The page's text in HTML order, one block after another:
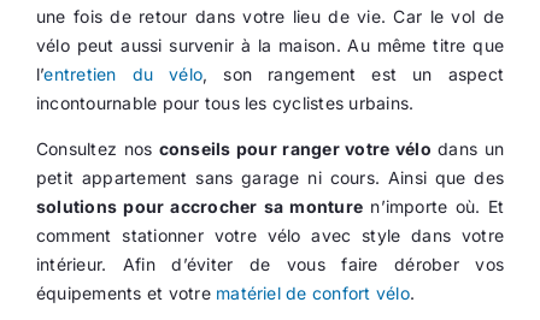
une fois de retour dans votre lieu de vie. Car le vol de
vélo peut aussi survenir à la maison. Au même titre que
l’entretien du vélo, son rangement est un aspect
incontournable pour tous les cyclistes urbains.
Consultez nos conseils pour ranger votre vélo dans un
petit appartement sans garage ni cours. Ainsi que des
solutions pour accrocher sa monture n’importe où. Et
comment stationner votre vélo avec style dans votre
intérieur. Afin d’éviter de vous faire dérober vos
équipements et votre matériel de confort vélo.